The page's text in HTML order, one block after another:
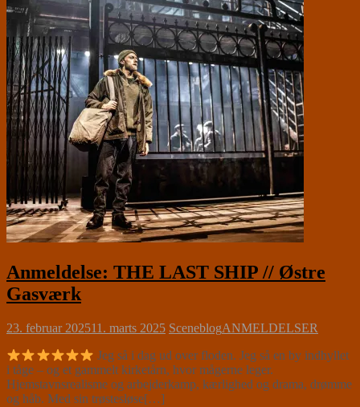
Anmeldelse: THE LAST SHIP // Østre
Gasværk
23. februar 202511. marts 2025 SceneblogANMELDELSER
Jeg så i dag ud over floden. Jeg så en by indhyllet
i tåge – og et gammelt kirketårn, hvor mågerne leger.
Hjemstavnsrealisme og arbejderkamp, kærlighed og drama, drømme
og håb. Med sin trøstesløse[…]